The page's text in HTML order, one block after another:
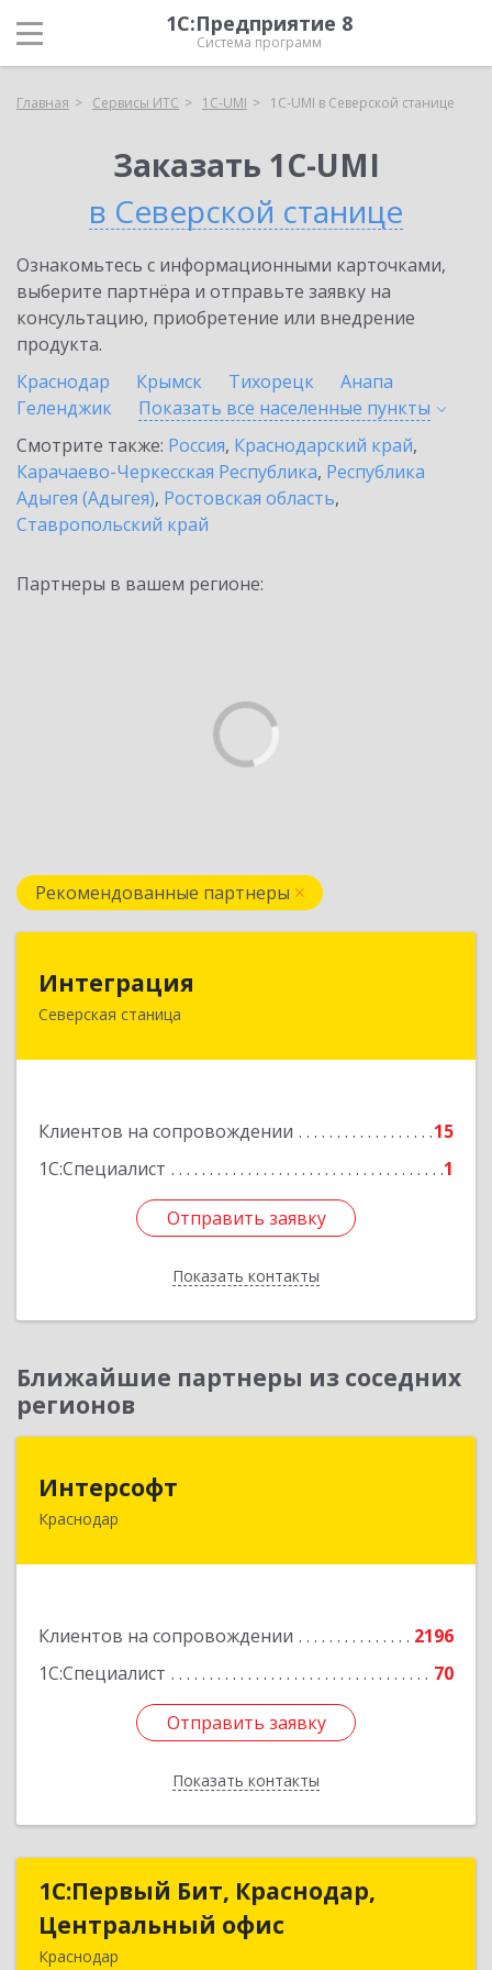
1С:Предприятие 8
Система программ
Главная Сервисы ИТС 1C-UMI 1C-UMI в Северской станице
Заказать 1C-UMI
в Северской станице
Ознакомьтесь с информационными карточками,
выберите партнёра и отправьте заявку на
консультацию, приобретение или внедрение
продукта.
Краснодар
Крымск Тихорецк
Анапа
Геленджик
Показать все населенные пункты
Смотрите также: Россия, Краснодарский край,
Карачаево-Черкесская Республика, Республика
Адыгея (Адыгея), Ростовская область,
Ставропольский край
Партнеры в вашем регионе:
Рекомендованные партнеры
Интеграция
Северская станица
Клиентов на сопровождении
15
1С:Специалист
1
Отправить заявку
Показать контакты
353240, Краснодарский край, Северская ст-ца,
Отправить заявку
Назад
Ближайшие партнеры из соседних
регионов
Интерсофт
Краснодар
Клиентов на сопровождении
2196
1С:Специалист
70
Отправить заявку
Показать контакты
350020, Краснодарский край, Краснодар г,
Отправить заявку
Назад
1С:Первый Бит, Краснодар,
Центральный офис
Краснодар
1С:Первый Бит, Краснодар,
Центральный офис